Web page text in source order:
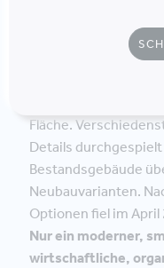
den
von
Fläche.
Details
Bestandsgebäude
Neubauvarianten.
Optionen fiel im
Nur ein moderner,
wirtschaftliche,